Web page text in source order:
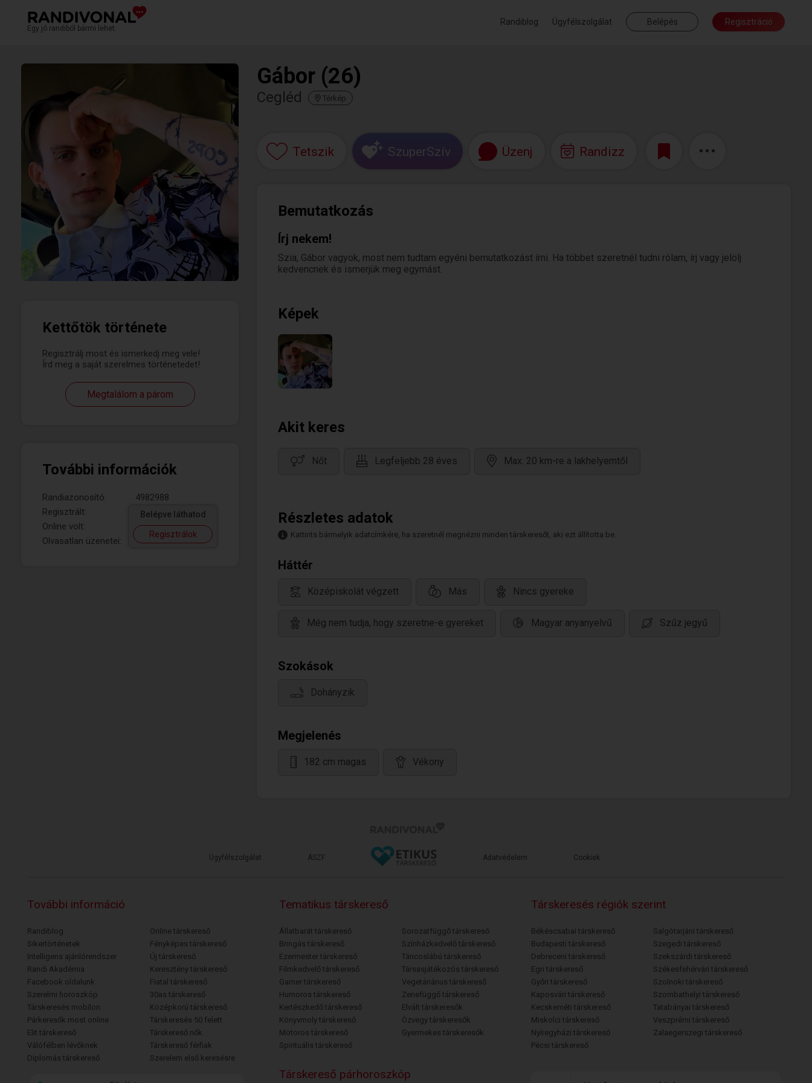
Egy jó randiból bármi lehet.
Randiblog Ügyfélszolgálat Belépés Regisztráció
Kettőtök története
Regisztrálj most és ismerkedj meg vele!
Írd meg a saját szerelmes történetedet!
Megtalálom a párom
További információk
Randiazonosító:
4982988
Regisztrált:
Online volt:
Olvasatlan üzenetei:
Belépve láthatod
Regisztrálok
Gábor (26)
Cegléd Térkép
Tetszik SzuperSzív Üzenj Randizz
Bemutatkozás
Írj nekem!
Szia, Gábor vagyok, most nem tudtam egyéni bemutatkozást írni. Ha többet szeretnél tudni rólam, írj vagy jelölj
kedvencnek és ismerjük meg egymást.
Képek
Akit keres
Nőt Legfeljebb 28 éves Max. 20 km-re a lakhelyemtől
Részletes adatok
Kattints bármelyik adatcímkére, ha szeretnél megnézni minden társkeresőt, aki ezt állította be.
Háttér
Középiskolát végzett Más Nincs gyereke
Még nem tudja, hogy szeretne-e gyereket Magyar anyanyelvű Szűz jegyű
Szokások
Dohányzik
Megjelenés
182 cm magas Vékony
Ügyfélszolgálat ÁSZF Adatvédelem Cookiek
További információ
Randiblog
Sikertörténetek
Intelligens ajánlórendszer
Randi Akadémia
Facebook oldalunk
Szerelmi horoszkóp
Társkeresés mobilon
Párkeresők most online
Elit társkereső
Válófélben lévőknek
Diplomás társkereső
Online társkereső
Fényképes társkereső
Új társkereső
Keresztény társkereső
Fiatal társkereső
30as társkereső
Középkorú társkereső
Társkeresés 50 felett
Társkereső nők
Társkereső férfiak
Szerelem első keresésre
Tematikus társkereső
Állatbarát társkereső
Bringás társkereső
Ezermester társkereső
Filmkedvelő társkereső
Gamer társkereső
Humoros társkereső
Kertészkedő társkereső
Könyvmoly társkereső
Motoros társkereső
Spirituális társkereső
Sorozatfüggő társkereső
Színházkedvelő társkereső
Táncoslábú társkereső
Társasjátékozós társkereső
Vegetáriánus társkereső
Zenefüggő társkereső
Elvált társkeresők
Özvegy társkeresők
Gyermekes társkeresők
Társkeresés régiók szerint
Békéscsabai társkereső
Budapesti társkereső
Debreceni társkereső
Egri társkereső
Győri társkereső
Kaposvári társkereső
Kecskeméti társkereső
Miskolci társkereső
Nyíregyházi társkereső
Pécsi társkereső
Salgótarjáni társkereső
Szegedi társkereső
Szekszárdi társkereső
Székesfehérvári társkereső
Szolnoki társkereső
Szombathelyi társkereső
Tatabányai társkereső
Veszprémi társkereső
Zalaegerszegi társkereső
Társkereső párhoroszkóp